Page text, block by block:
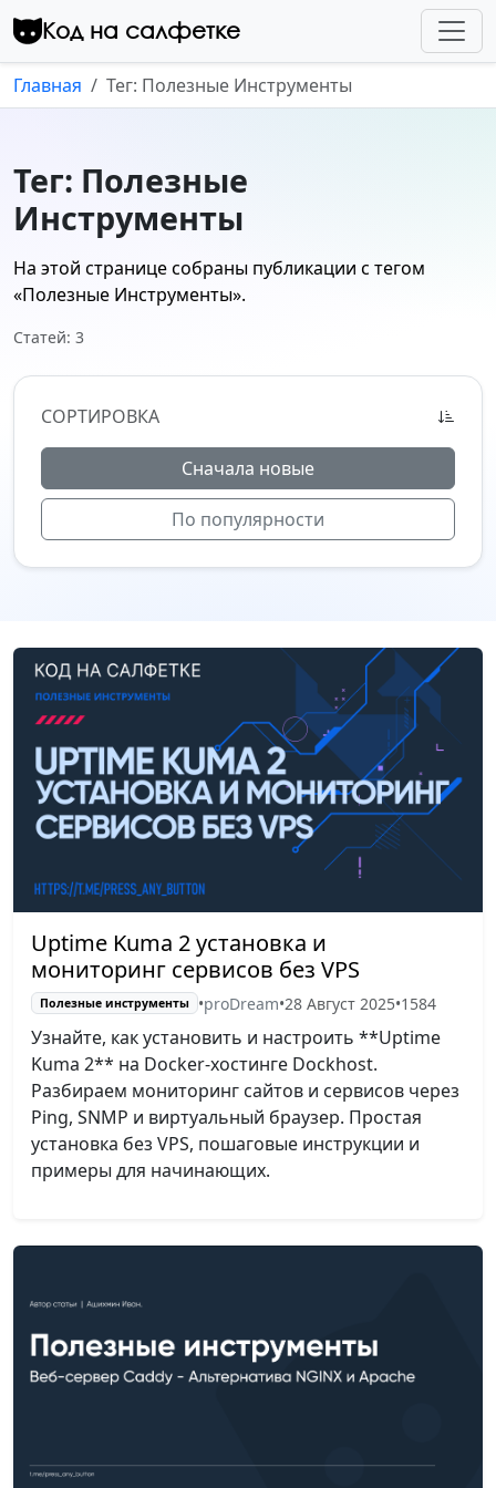
Перейти к контенту
Код на салфетке
Главная Тег: Полезные Инструменты
Тег: Полезные
Инструменты
На этой странице собраны публикации с тегом
«Полезные Инструменты».
Статей: 3
СОРТИРОВКА
Сначала новые
По популярности
Uptime Kuma 2 установка и
мониторинг сервисов без VPS
Полезные инструменты •proDream•28 Август 2025•1584
Узнайте, как установить и настроить **Uptime
Kuma 2** на Docker-хостинге Dockhost.
Разбираем мониторинг сайтов и сервисов через
Ping, SNMP и виртуальный браузер. Простая
установка без VPS, пошаговые инструкции и
примеры для начинающих.